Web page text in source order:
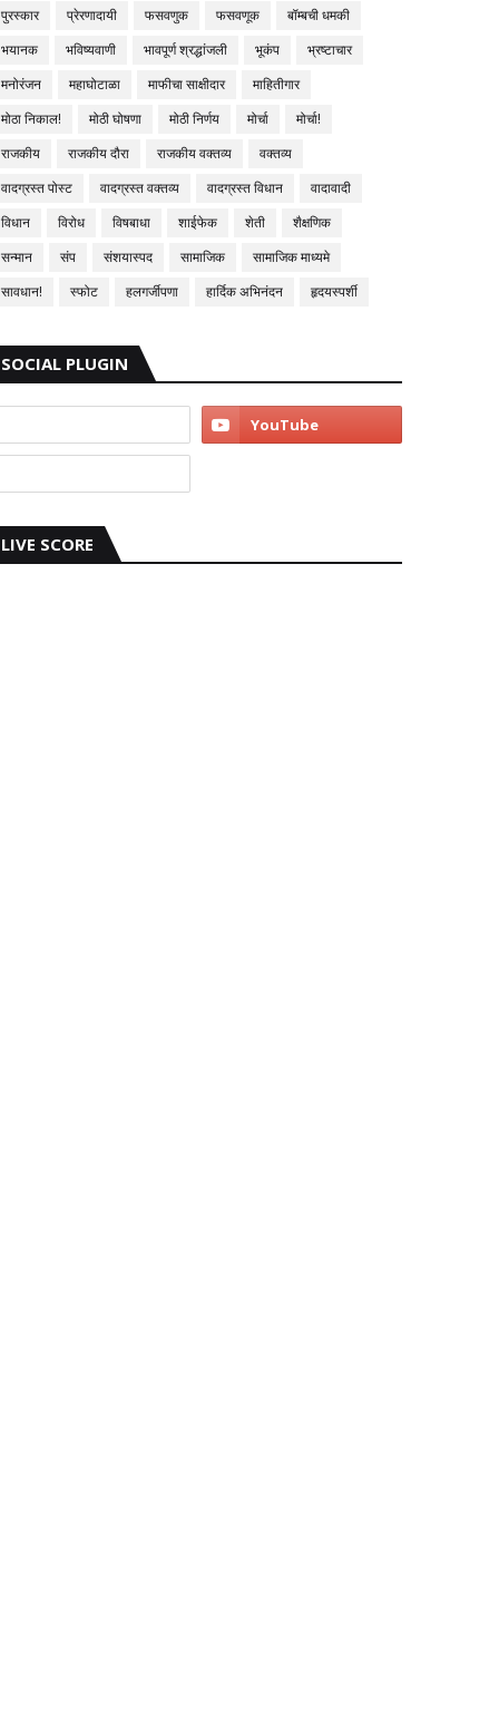
पुरस्कार
प्रेरणादायी फसवणुक फसवणूक
बॉम्बची धमकी
भयानक
भविष्यवाणी भावपूर्ण श्रद्धांजली भूकंप
भ्रष्टाचार
मनोरंजन
महाघोटाळा माफीचा साक्षीदार
माहितीगार
मोठा निकाल!
मोठी घोषणा मोठी निर्णय मोर्चा
मोर्चा!
राजकीय
राजकीय दौरा राजकीय वक्तव्य
वक्तव्य
वादग्रस्त पोस्ट
वादग्रस्त वक्तव्य वादग्रस्त विधान
वादावादी
विधान
विरोध विषबाधा शाईफेक शेती
शैक्षणिक
सन्मान
संप संशयास्पद सामाजिक
सामाजिक माध्यमे
सावधान!
स्फोट हलगर्जीपणा हार्दिक अभिनंदन हृदयस्पर्शी
SOCIAL PLUGIN
LIVE SCORE